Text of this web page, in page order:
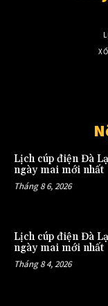
Lịch cúp điện Đà
ngày mai mới nhất
Tháng 8 6, 2026
Lịch cúp điện Đà
ngày mai mới nhất
Tháng 8 4, 2026